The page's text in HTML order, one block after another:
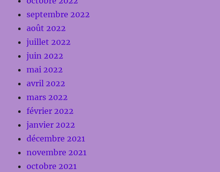
septembre 2022
août 2022
juillet 2022
juin 2022
mai 2022
avril 2022
mars 2022
février 2022
janvier 2022
décembre 2021
novembre 2021
octobre 2021